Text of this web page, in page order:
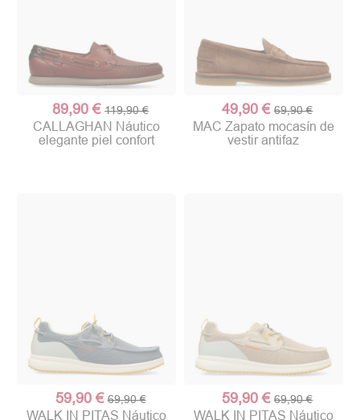
89,90 € 119,90 €
CALLAGHAN Náutico
elegante piel confort
49,90 € 69,90 €
MAC Zapato mocasín de
vestir antifaz
59,90 € 69,90 €
WALK IN PITAS Náutico
59,90 € 69,90 €
WALK IN PITAS Náutico